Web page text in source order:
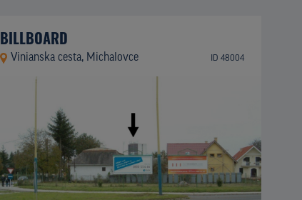
BILLBOARD
Vinianska cesta, Michalovce ID 48004